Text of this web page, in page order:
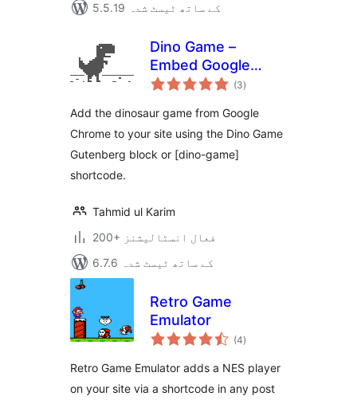
5.5.19 کے ساتھ ٹیسٹ شدہ
Dino Game –
Embed Google
Chrome Dinosaur
website
(3مجموعی
درجہ
)
Add the dinosaur game from Google
Chrome to your site using the Dino Game
Gutenberg block or [dino-game]
shortcode.
Tahmid ul Karim
200+ فعال انسٹالیشنز
6.7.6 کے ساتھ ٹیسٹ شدہ
Retro Game
Emulator
(4مجموعی
درجہ
)
Retro Game Emulator adds a NES player
on your site via a shortcode in any post